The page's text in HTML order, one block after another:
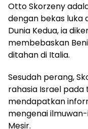
Otto Skorzeny
dengan bekas luka
Dunia Kedua, ia
membebaskan
ditahan di Italia.
Sesudah perang,
rahasia Israel pada
mendapatkan
mengenai
Mesir.